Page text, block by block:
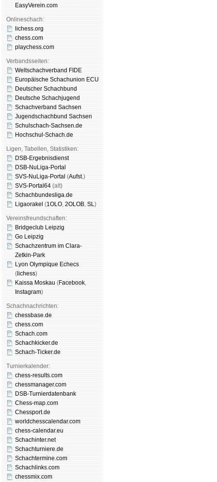
EasyVerein.com
Onlineschach:
lichess.org
chess.com
playchess.com
Verbandsseiten:
Weltschachverband FIDE
Europäische Schachunion ECU
Deutscher Schachbund
Deutsche Schachjugend
Schachverband Sachsen
Jugendschachbund Sachsen
Schulschach-Sachsen.de
Hochschul-Schach.de
Ligen, Tabellen, Statistiken:
DSB-Ergebnisdienst
DSB-NuLiga-Portal
SVS-NuLiga-Portal (Aufst.)
SVS-Portal64 (alt)
Schachbundesliga.de
Ligaorakel (1OLO, 2OLOB, SL)
Vereinsfreundschaften:
Bridgeclub Leipzig
Go Leipzig
Schachzentrum im Clara-
Zetkin-Park
Lyon Olympique Echecs
( lichess)
Kaissa Moskau (Face­book,
Insta­gram)
Schachnachrichten:
chessbase.de
chess.com
Schach.com
Schachkicker.de
Schach-Ticker.de
Turnierkalender:
chess-results.com
chessmanager.com
DSB-Turnierdatenbank
Chess-map.com
Chessport.de
worldchesscalendar.com
chess-calendar.eu
Schachinter.net
Schachturniere.de
Schachtermine.com
Schachlinks.com
chessmix.com